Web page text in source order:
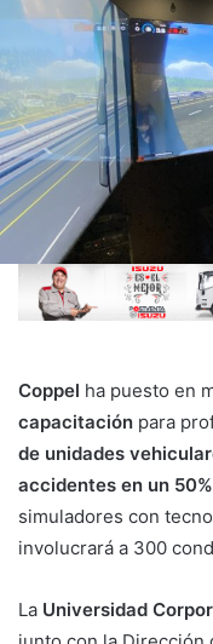
Coppel ha puesto en
capacitación para
de unidades
accidentes en un
simuladores con
involucrará a 300
La Universidad